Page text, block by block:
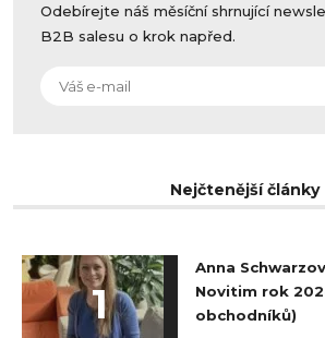
Odebírejte náš měsíční shrnující
B2B salesu o krok napřed.
Nejčtenější články
1
Anna
Novitim rok
obchodníků)